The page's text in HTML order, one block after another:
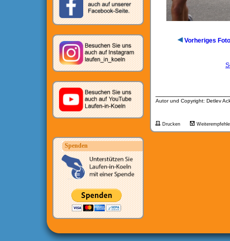
Spenden
Vorheriges Foto
Autor und Copyright: Detlev
Drucken